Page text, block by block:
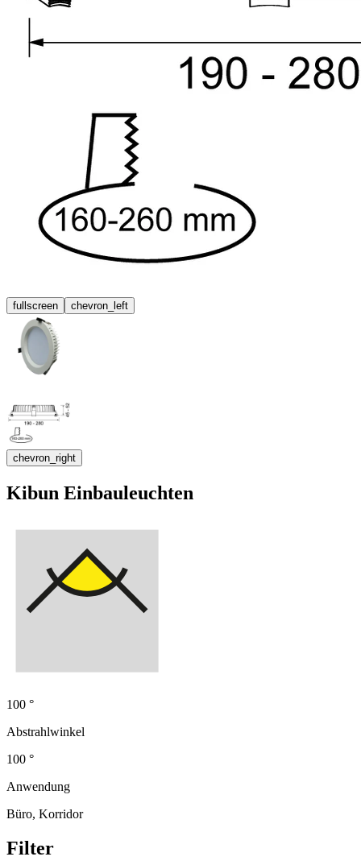
fullscreen chevron_left
chevron_right
Kibun Einbauleuchten
100 °
Abstrahlwinkel
100 °
Anwendung
Büro, Korridor
Filter